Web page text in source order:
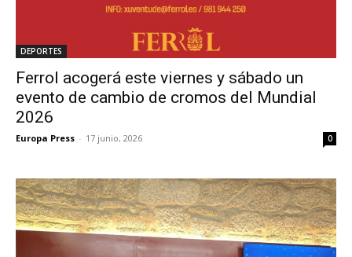
DEPORTES
Ferrol acogerá este viernes y sábado un
evento de cambio de cromos del Mundial
2026
Europa Press - 17 junio, 2026 0